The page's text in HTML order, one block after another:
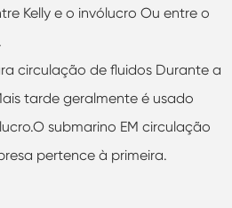
Kelly e o invólucro Ou entre o
circulação de fluidos Durante a
tarde geralmente é usado
submarino EM circulação
pertence à primeira.